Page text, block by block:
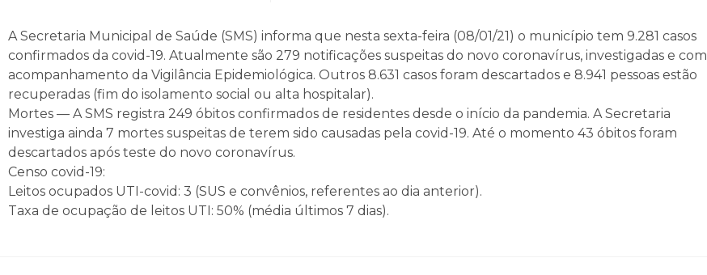
A Secretaria Municipal de Saúde (SMS) informa que nesta sexta-feira (08/01/21) o município tem 9.281 casos
confirmados da covid-19. Atualmente são 279 notificações suspeitas do novo coronavírus, investigadas e com
acompanhamento da Vigilância Epidemiológica. Outros 8.631 casos foram descartados e 8.941 pessoas estão
recuperadas (fim do isolamento social ou alta hospitalar).
Mortes — A SMS registra 249 óbitos confirmados de residentes desde o início da pandemia. A Secretaria
investiga ainda 7 mortes suspeitas de terem sido causadas pela covid-19. Até o momento 43 óbitos foram
descartados após teste do novo coronavírus.
Censo covid-19:
Leitos ocupados UTI-covid: 3 (SUS e convênios, referentes ao dia anterior).
Taxa de ocupação de leitos UTI: 50% (média últimos 7 dias).